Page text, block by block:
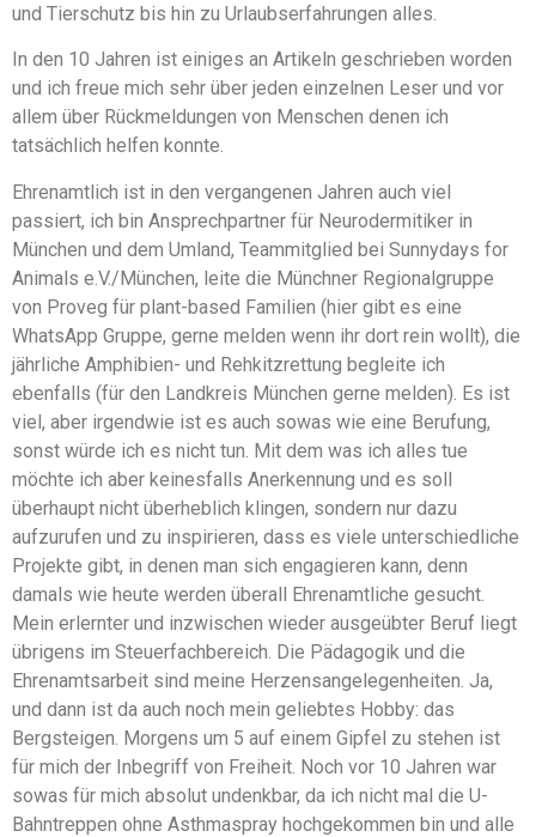
und Tierschutz bis hin zu Urlaubserfahrungen alles.
In den 10 Jahren ist einiges an Artikeln geschrieben worden
und ich freue mich sehr über jeden einzelnen Leser und vor
allem über Rückmeldungen von Menschen denen ich
tatsächlich helfen konnte.
Ehrenamtlich ist in den vergangenen Jahren auch viel
passiert, ich bin Ansprechpartner für Neurodermitiker in
München und dem Umland, Teammitglied bei Sunnydays for
Animals e.V./München, leite die Münchner Regionalgruppe
von Proveg für plant-based Familien (hier gibt es eine
WhatsApp Gruppe, gerne melden wenn ihr dort rein wollt), die
jährliche Amphibien- und Rehkitzrettung begleite ich
ebenfalls (für den Landkreis München gerne melden). Es ist
viel, aber irgendwie ist es auch sowas wie eine Berufung,
sonst würde ich es nicht tun. Mit dem was ich alles tue
möchte ich aber keinesfalls Anerkennung und es soll
überhaupt nicht überheblich klingen, sondern nur dazu
aufzurufen und zu inspirieren, dass es viele unterschiedliche
Projekte gibt, in denen man sich engagieren kann, denn
damals wie heute werden überall Ehrenamtliche gesucht.
Mein erlernter und inzwischen wieder ausgeübter Beruf liegt
übrigens im Steuerfachbereich. Die Pädagogik und die
Ehrenamtsarbeit sind meine Herzensangelegenheiten. Ja,
und dann ist da auch noch mein geliebtes Hobby: das
Bergsteigen. Morgens um 5 auf einem Gipfel zu stehen ist
für mich der Inbegriff von Freiheit. Noch vor 10 Jahren war
sowas für mich absolut undenkbar, da ich nicht mal die U-
Bahntreppen ohne Asthmaspray hochgekommen bin und alle